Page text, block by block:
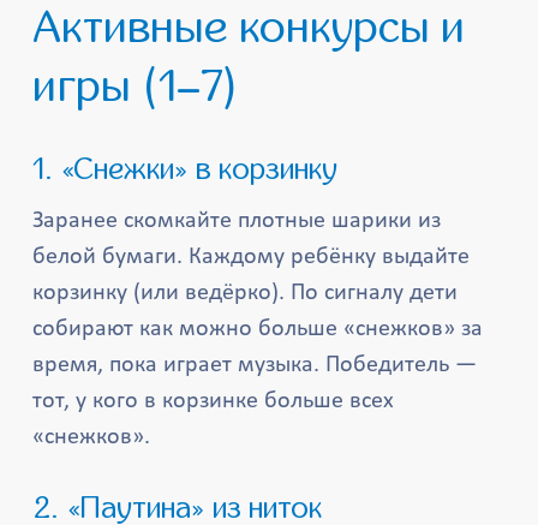
Активные конкурсы и
игры (1–7)
1. «Снежки» в корзинку
Заранее скомкайте плотные шарики из
белой бумаги. Каждому ребёнку выдайте
корзинку (или ведёрко). По сигналу дети
собирают как можно больше «снежков» за
время, пока играет музыка. Победитель —
тот, у кого в корзинке больше всех
«снежков».
2. «Паутина» из ниток